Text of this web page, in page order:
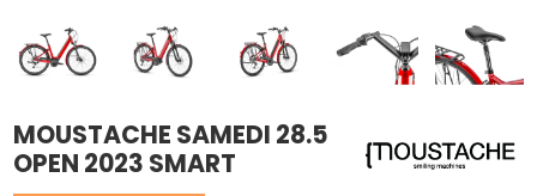
MOUSTACHE SAMEDI 28.5
OPEN 2023 SMART